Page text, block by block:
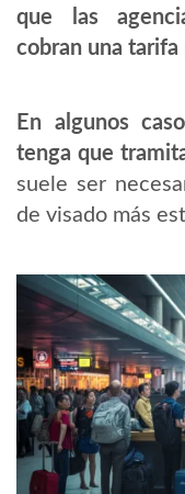
que las
cobran una
En algunos
tenga que
suele ser
de visado más